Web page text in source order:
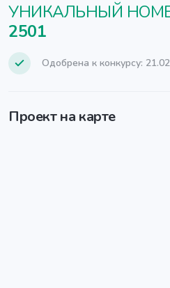
УНИКАЛЬНЫЙ
2501
Одобрена к конкурсу:
Проект на карте